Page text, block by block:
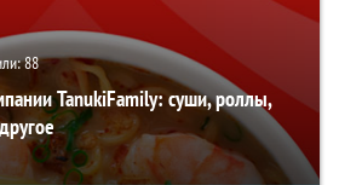
88
TanukiFamily: суши, роллы,